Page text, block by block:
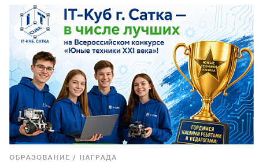
ОБРАЗОВАНИЕ / НАГРАДА